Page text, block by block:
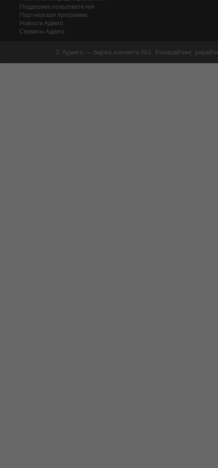
Поддержка пользователей
Партнерская программа
Новости Адвего
Сервисы Адвего
© Адвего — биржа контента №1. Копирайтинг,